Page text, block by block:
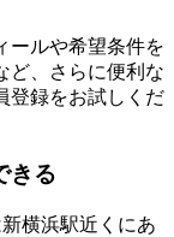
ールや希望条件を
ど、さらに便利な
登録をお試しくだ
きる
横浜駅近くにあ